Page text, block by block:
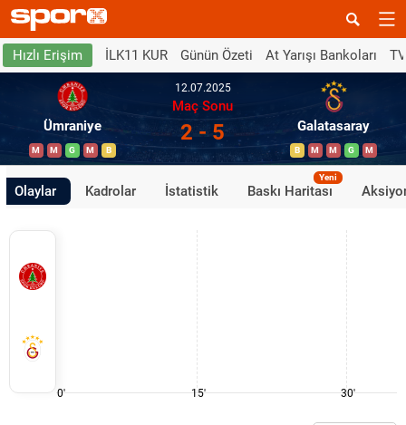
Hızlı Erişim İLK11 KUR Günün Özeti At Yarışı Bankoları
Ümraniye
M M G M B
12.07.2025
Maç Sonu
2 - 5 Galatasaray
B M M G M
Olaylar Kadrolar İstatistik Baskı Haritası
Yeni
0' 15' 30'